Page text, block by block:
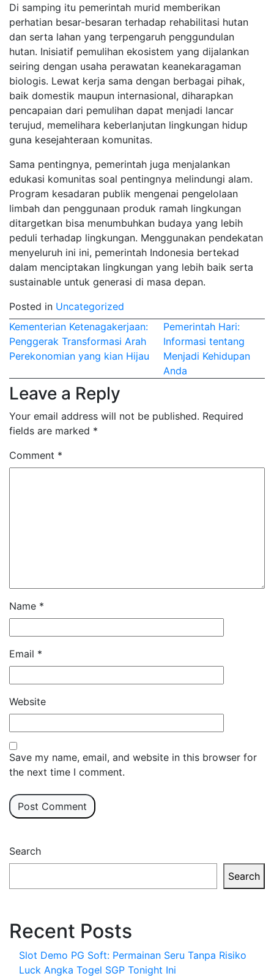
Di samping itu pemerintah murid memberikan
perhatian besar-besaran terhadap rehabilitasi hutan
dan serta lahan yang terpengaruh penggundulan
hutan. Inisiatif pemulihan ekosistem yang dijalankan
seiring dengan usaha perawatan keanekaragaman
biologis. Lewat kerja sama dengan berbagai pihak,
baik domestik maupun internasional, diharapkan
pencapaian dari pemulihan dapat menjadi lancar
terujud, memelihara keberlanjutan lingkungan hidup
guna kesejahteraan komunitas.
Sama pentingnya, pemerintah juga menjalankan
edukasi komunitas soal pentingnya melindungi alam.
Program kesadaran publik mengenai pengelolaan
limbah dan penggunaan produk ramah lingkungan
ditargetkan bisa menumbuhkan budaya yang lebih
peduli terhadap lingkungan. Menggunakan pendekatan
menyeluruh ini ini, pemerintah Indonesia bertekad
dalam menciptakan lingkungan yang lebih baik serta
sustainable untuk generasi di masa depan.
Posted in Uncategorized
Post
navigation
Kementerian Ketenagakerjaan:
Penggerak Transformasi Arah
Perekonomian yang kian Hijau
Pemerintah Hari:
Informasi tentang
Menjadi Kehidupan
Anda
Leave a Reply
Your email address will not be published. Required
fields are marked *
Comment *
Name *
Email *
Website
Save my name, email, and website in this browser for
the next time I comment.
Search
Search
Recent Posts
Slot Demo PG Soft: Permainan Seru Tanpa Risiko
Luck Angka Togel SGP Tonight Ini